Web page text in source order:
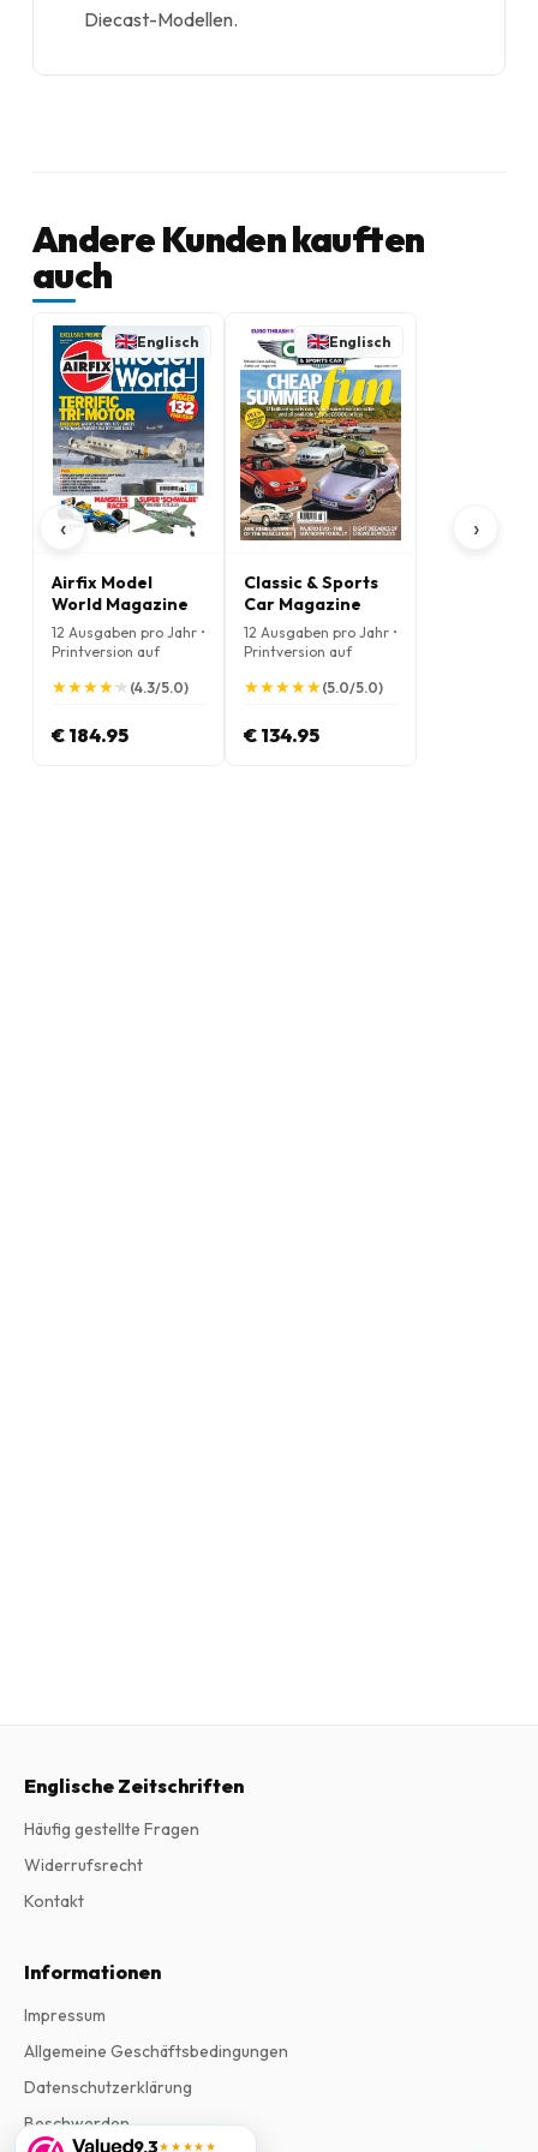
Diecast-Modellen.
Andere Kunden kauften
auch
‹
Englisch
Airfix Model
World Magazine
12 Ausgaben pro Jahr •
Printversion auf
★
★★
★★
★★
★★
★ (4.3/5.0)
€ 184.95
Englisch
Classic & Sports
Car Magazine
12 Ausgaben pro Jahr •
Printversion auf
★
★★
★★
★★
★★
★(5.0/5.0)
€ 134.95
›
9,3★★★★★
Englische Zeitschriften
Häufig gestellte Fragen
Widerrufsrecht
Kontakt
Informationen
Impressum
Allgemeine Geschäftsbedingungen
Datenschutzerklärung
Beschwerden